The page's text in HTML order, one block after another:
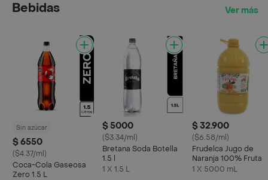
Bebidas Ver más
Sin azúcar
$ 6550
($4.37/ml)
Coca-Cola Gaseosa
Zero 1.5 L
$ 5000
($3.34/ml)
Bretana Soda Botella
1.5 l
1 X 1.5 L
$ 32.900
($6.58/ml)
Frudelca Jugo de
Naranja 100% Fruta
1 X 5000 mL